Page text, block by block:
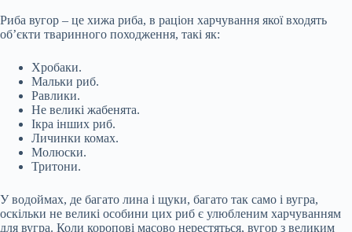
Риба вугор – це хижа риба, в раціон харчування якої входять
об’єкти тваринного походження, такі як:
Хробаки.
Мальки риб.
Равлики.
Не великі жабенята.
Ікра інших риб.
Личинки комах.
Молюски.
Тритони.
У водоймах, де багато лина і щуки, багато так само і вугра,
оскільки не великі особини цих риб є улюбленим харчуванням
для вугра. Коли коропові масово нерестяться, вугор з великим